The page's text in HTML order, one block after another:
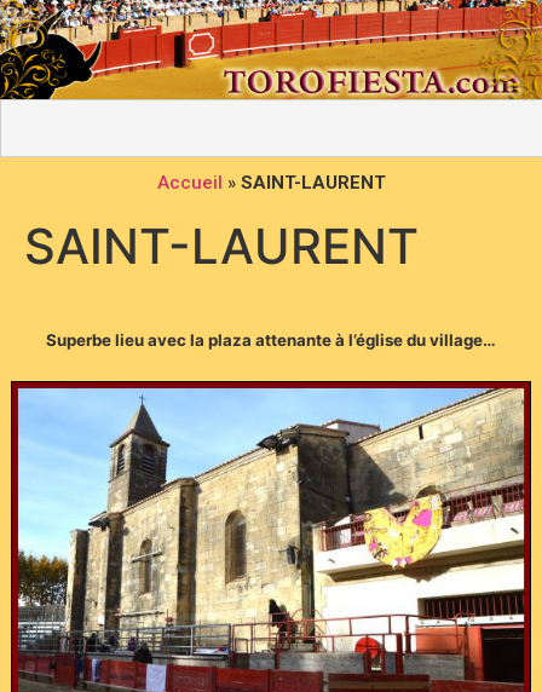
Accueil » SAINT-LAURENT
SAINT-LAURENT
Superbe lieu avec la plaza attenante à l’église du village…